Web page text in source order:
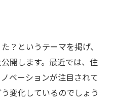
？というテーマを掲げ、
開します。最近では、住
ベーションが注目されて
変化しているのでしょう